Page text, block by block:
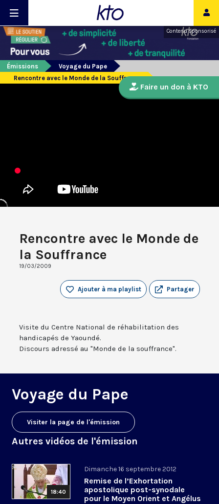
Contenu sponsorisé
Émissions
Voyage du Pape
Rencontre avec le Monde de la Souffrance
Rencontre avec le Monde de
la Souffrance
19/03/2009
Partager
Ajouter à ma playlist
Visite du Centre National de réhabilitation des
handicapés de Yaoundé.
Discours adressé au "Monde de la souffrance".
Voyage du Pape
Visiter la page de l'émission
Autres vidéos de l'émission
18:40
Dimanche 16 septembre 2012
Remise de l’Exhortation
apostolique post-synodale
pour le Moyen Orient et Angélus
Faire un don à KTO